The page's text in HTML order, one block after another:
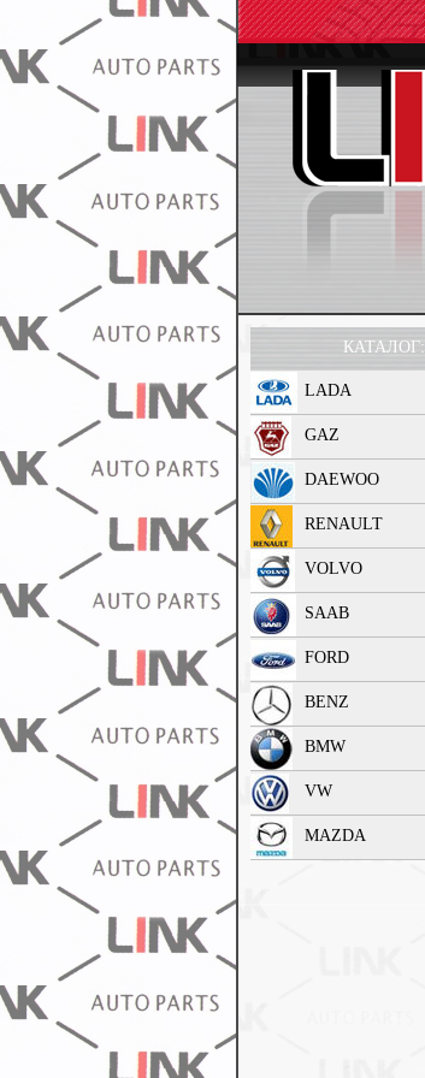
КАТАЛОГ:
LADA
GAZ
DAEWOO
RENAULT
VOLVO
SAAB
FORD
BENZ
BMW
VW
MAZDA